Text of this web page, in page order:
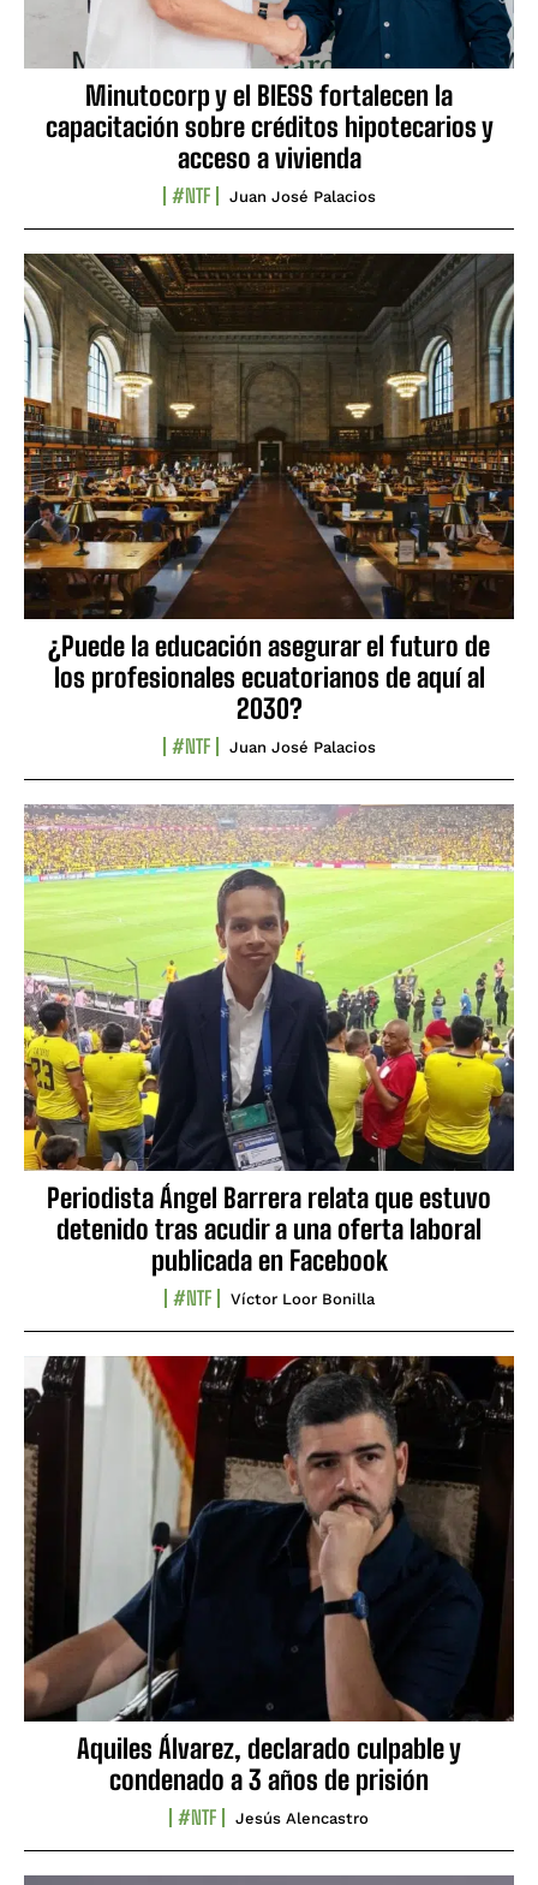
Minutocorp y el BIESS fortalecen la
capacitación sobre créditos hipotecarios y
acceso a vivienda
#NTF Juan José Palacios
¿Puede la educación asegurar el futuro de
los profesionales ecuatorianos de aquí al
2030?
#NTF Juan José Palacios
Periodista Ángel Barrera relata que estuvo
detenido tras acudir a una oferta laboral
publicada en Facebook
#NTF Víctor Loor Bonilla
Aquiles Álvarez, declarado culpable y
condenado a 3 años de prisión
#NTF Jesús Alencastro